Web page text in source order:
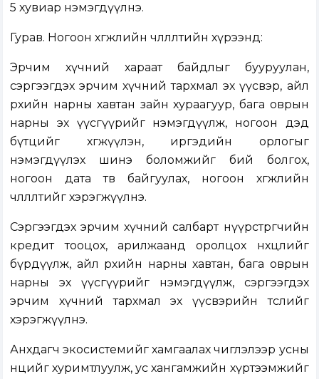
5 хувиар нэмэгдүүлнэ.
Гурав. Ногоон хөгжлийн чөлөөлөлтийн хүрээнд:
Эрчим хүчний хараат байдлыг бууруулан,
сэргээгдэх эрчим хүчний тархмал эх үүсвэр, айл
өрхийн нарны хавтан зайн хураагуур, бага оврын
нарны эх үүсгүүрийг нэмэгдүүлж, ногоон дэд
бүтцийг хөгжүүлэн, иргэдийн орлогыг
нэмэгдүүлэх шинэ боломжийг бий болгох,
ногоон дата төв байгуулах, ногоон хөгжлийн
чөлөөлөлтийг хэрэгжүүлнэ.
Сэргээгдэх эрчим хүчний салбарт нүүрстөрөгчийн
кредит тооцох, арилжаанд оролцох нөхцөлийг
бүрдүүлж, айл өрхийн нарны хавтан, бага оврын
нарны эх үүсгүүрийг нэмэгдүүлж, сэргээгдэх
эрчим хүчний тархмал эх үүсвэрийн төслийг
хэрэгжүүлнэ.
Анхдагч экосистемийг хамгаалах чиглэлээр усны
нөөцийг хуримтлуулж, ус хангамжийн хүртээмжийг